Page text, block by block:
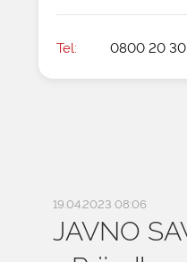
Tel: 0800 20
19.04.2023 08:06
JAVNO